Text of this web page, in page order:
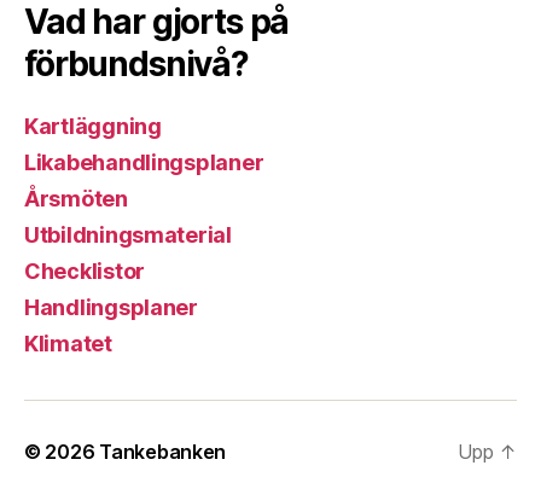
Vad har gjorts på
förbundsnivå?
Kartläggning
Likabehandlingsplaner
Årsmöten
Utbildningsmaterial
Checklistor
Handlingsplaner
Klimatet
© 2026 Tankebanken Upp ↑